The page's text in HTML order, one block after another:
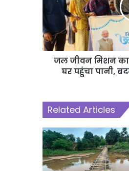
जल जीवन मिशन का
घर पहुंचा पानी,
Related Articles